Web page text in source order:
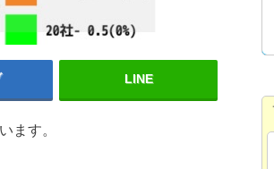
LINE
ます。